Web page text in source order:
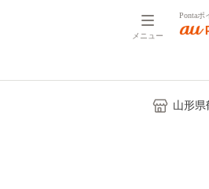
メニュー
Pontaポ
山形県